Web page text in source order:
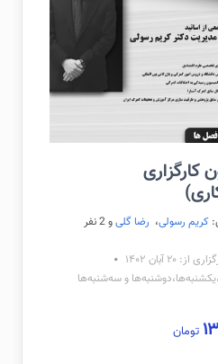
کارگزاری
کریم رسولی، رضا گلی
و 2 نفر
۲۰ آبان ۱۴۰۲
و سه‌شنبه‌ها
تومان